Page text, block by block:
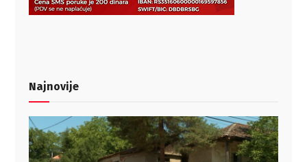
Najnovije